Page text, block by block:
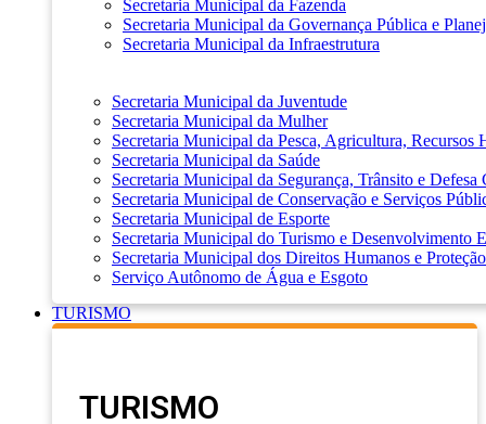
Secretaria Municipal da Fazenda
Secretaria Municipal da Governança Pública e
Secretaria Municipal da Infraestrutura
Secretaria Municipal da Juventude
Secretaria Municipal da Mulher
Secretaria Municipal da Pesca, Agricultura, Recursos
Secretaria Municipal da Saúde
Secretaria Municipal da Segurança, Trânsito e Defesa
Secretaria Municipal de Conservação e Serviços
Secretaria Municipal de Esporte
Secretaria Municipal do Turismo e Desenvolvimento
Secretaria Municipal dos Direitos Humanos e
Serviço Autônomo de Água e Esgoto
TURISMO
TURISMO